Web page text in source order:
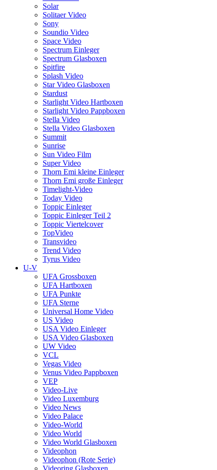
Solar
Solitaer Video
Sony
Soundio Video
Space Video
Spectrum Einleger
Spectrum Glasboxen
Spitfire
Splash Video
Star Video Glasboxen
Stardust
Starlight Video Hartboxen
Starlight Video Pappboxen
Stella Video
Stella Video Glasboxen
Summit
Sunrise
Sun Video Film
Super Video
Thorn Emi kleine Einleger
Thorn Emi große Einleger
Timelight-Video
Today Video
Toppic Einleger
Toppic Einleger Teil 2
Toppic Viertelcover
TopVideo
Transvideo
Trend Video
Tyrus Video
U-V
UFA Grossboxen
UFA Hartboxen
UFA Punkte
UFA Sterne
Universal Home Video
US Video
USA Video Einleger
USA Video Glasboxen
UW Video
VCL
Vegas Video
Venus Video Pappboxen
VEP
Video-Live
Video Luxemburg
Video News
Video Palace
Video-World
Video World
Video World Glasboxen
Videophon
Videophon (Rote Serie)
Videoring Glasboxen